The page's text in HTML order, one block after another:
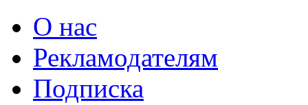
О нас
Рекламодателям
Подписка